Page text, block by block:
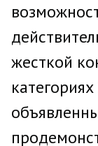
жесткой